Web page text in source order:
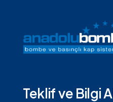
Teklif ve Bilgi